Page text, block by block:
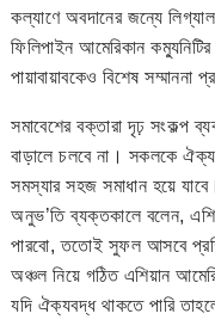
কল্যাণে অবদানের জন্যে লিগ্যাল
ফিলিপাইন আমেরিকান
পায়াবায়াবকেও বিশেষ সম্মাননা
সমাবেশের বক্তারা দৃঢ় সংকল্প
বাড়ালে চলবে না। সকলকে
সমস্যার সহজ সমাধান হয়ে
অনুভ’তি ব্যক্তকালে বলেন,
পারবো, ততোই সুফল আসবে
অঞ্চল নিয়ে গঠিত এশিয়ান
যদি ঐক্যবদ্ধ থাকতে পারি